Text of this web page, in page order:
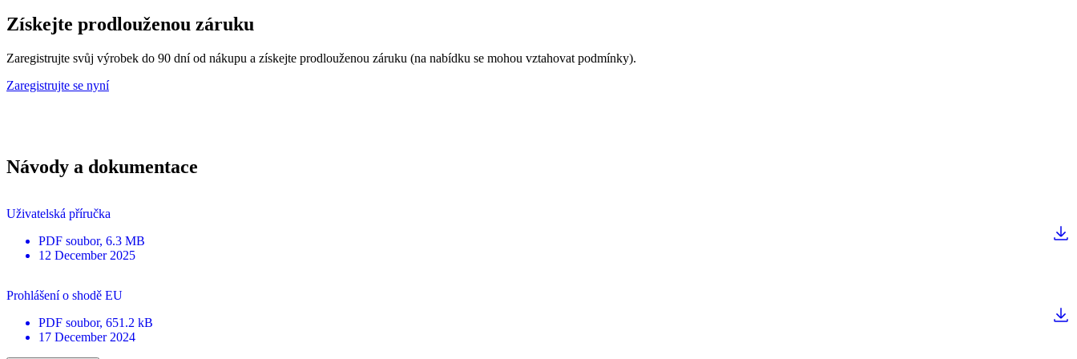
Získejte prodlouženou záruku
Zaregistrujte svůj výrobek do 90 dní od nákupu a získejte prodlouženou záruku (na nabídku se mohou vztahovat podmínky).
Zaregistrujte se nyní
Návody a dokumentace
Uživatelská příručka
PDF soubor, 6.3 MB
12 December 2025
Prohlášení o shodě EU
PDF soubor, 651.2 kB
17 December 2024